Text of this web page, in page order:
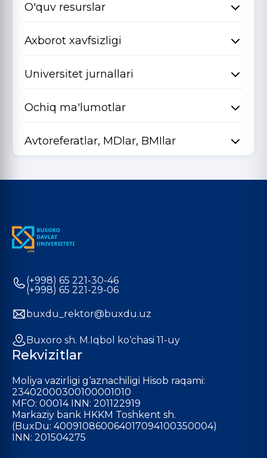
O'quv resurslar
Axborot xavfsizligi
Universitet jurnallari
Ochiq ma'lumotlar
Avtoreferatlar, MDlar, BMIlar
(+998) 65 221-30-46
(+998) 65 221-29-06
buxdu_rektor@buxdu.uz
Buxoro sh. M.Iqbol ko‘chasi 11-uy
Rekvizitlar
Moliya vazirligi g‘aznachiligi Hisob raqami:
23402000300100001010
MFO: 00014 INN: 201122919
Markaziy bank HKKM Toshkent sh.
(BuxDu: 400910860064017094100350004)
INN: 201504275